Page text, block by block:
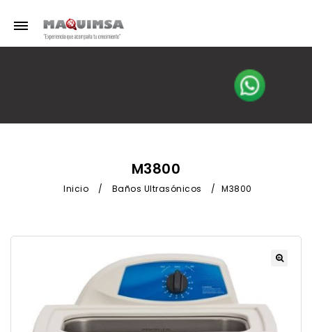
M3800
Inicio / Baños Ultrasónicos / M3800